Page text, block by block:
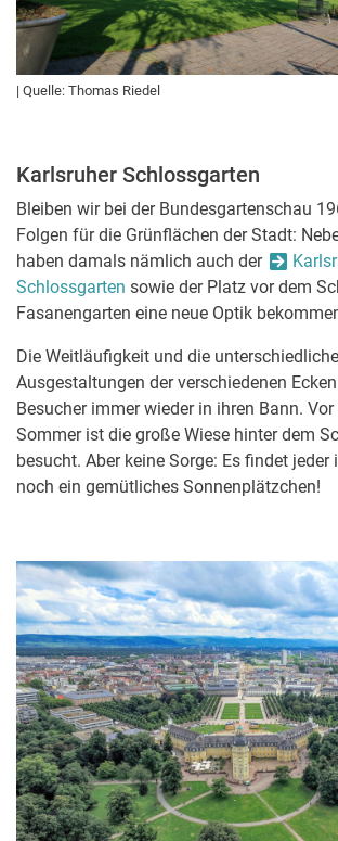
| Quelle: Thomas Riedel
Karlsruher Schlossgarten
Bleiben wir bei der Bundesgartenschau
Folgen für die Grünflächen der Stadt:
haben damals nämlich auch der
Schlossgarten sowie der Platz vor dem
Fasanengarten eine neue Optik
Die Weitläufigkeit und die
Ausgestaltungen der verschiedenen
Besucher immer wieder in ihren Bann.
Sommer ist die große Wiese hinter dem
besucht. Aber keine Sorge: Es findet
noch ein gemütliches Sonnenplätzchen!